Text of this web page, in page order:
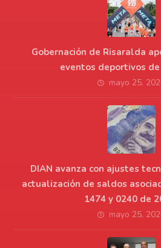
Gobernación de Risaralda
eventos deportivos
mayo 25,
DIAN avanza con ajustes
actualización de saldos
1474 y 0240 de
mayo 25,